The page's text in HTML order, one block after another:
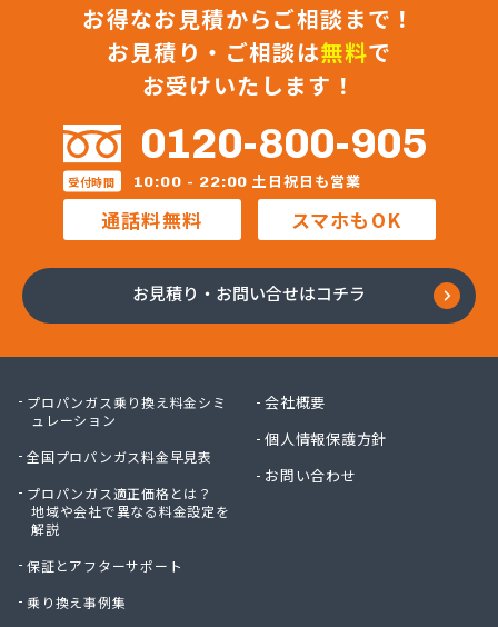
お得なお見積からご相談まで！
お見積り・ご相談は無料で
お受けいたします！
0120-800-905
受付時間 10:00 - 22:00 土日祝日も営業
通話料無料 スマホもOK
お見積り・お問い合せはコチラ
プロパンガス乗り換え料金シミ
ュレーション
全国プロパンガス料金早見表
プロパンガス適正価格とは？
地域や会社で異なる料金設定を
解説
保証とアフターサポート
乗り換え事例集
会社概要
個人情報保護方針
お問い合わせ